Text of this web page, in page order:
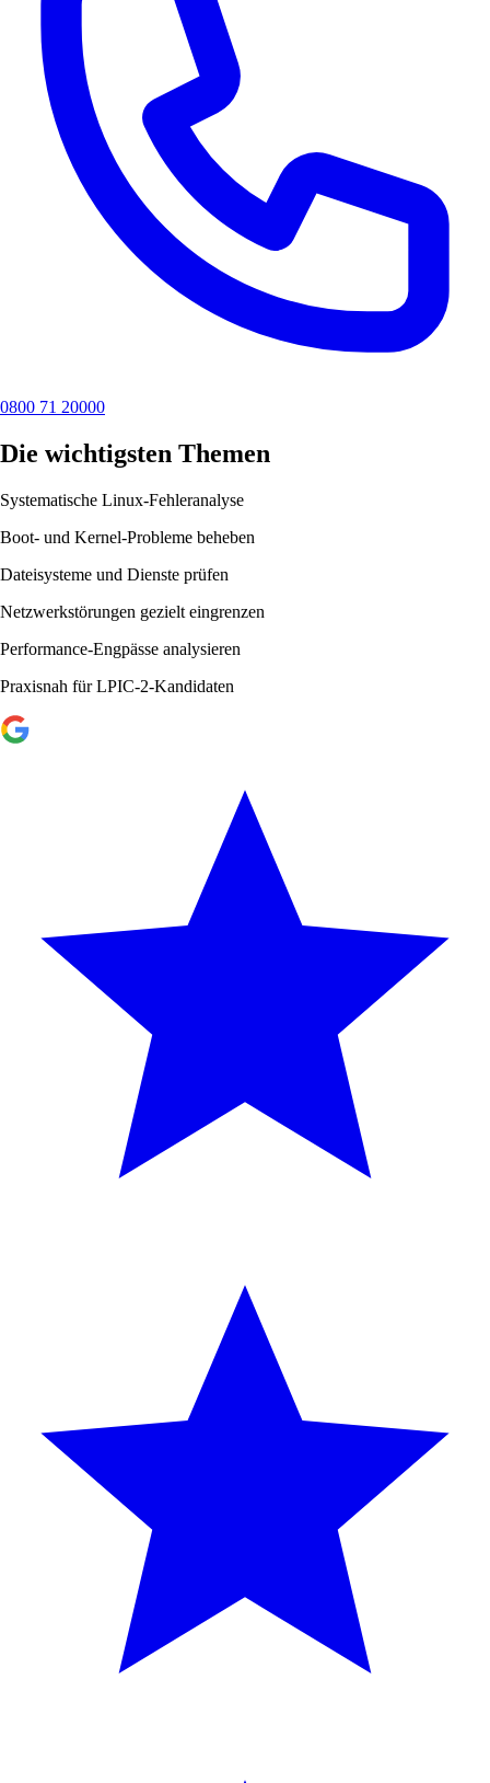
0800 71 20000
Die wichtigsten Themen
Systematische Linux-Fehleranalyse
Boot- und Kernel-Probleme beheben
Dateisysteme und Dienste prüfen
Netzwerkstörungen gezielt eingrenzen
Performance-Engpässe analysieren
Praxisnah für LPIC-2-Kandidaten